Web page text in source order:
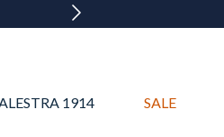
1914 SALE